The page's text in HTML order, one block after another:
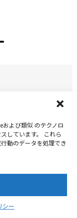
よび類似 のテクノロ
しています。 これら
動のデータを処理でき
シー